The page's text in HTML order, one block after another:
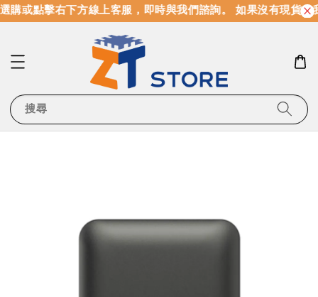
或點擊右下方線上客服，即時與我們諮詢。 如果沒有現貨，
搜尋